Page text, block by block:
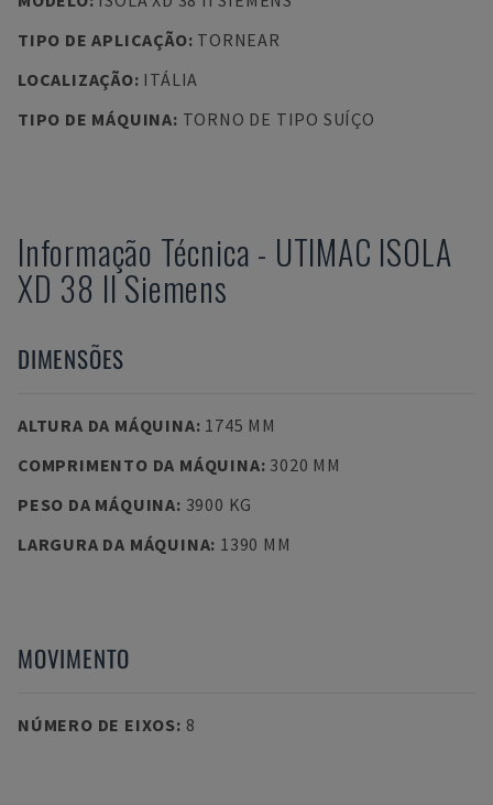
TIPO DE APLICAÇÃO: TORNEAR
LOCALIZAÇÃO: ITÁLIA
TIPO DE MÁQUINA: TORNO DE TIPO SUÍÇO
Informação Técnica - UTIMAC ISOLA
XD 38 II Siemens
DIMENSÕES
ALTURA DA MÁQUINA: 1745 MM
COMPRIMENTO DA MÁQUINA: 3020 MM
PESO DA MÁQUINA: 3900 KG
LARGURA DA MÁQUINA: 1390 MM
MOVIMENTO
NÚMERO DE EIXOS: 8